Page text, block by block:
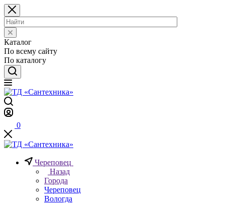
Каталог
По всему сайту
По каталогу
0
Череповец
Назад
Города
Череповец
Вологда